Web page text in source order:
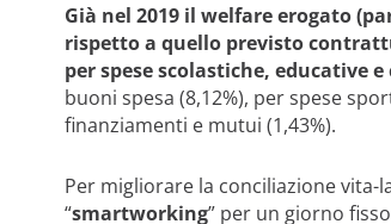
Già nel 2019 il welfare erogato
rispetto a quello previsto
per spese scolastiche, educative
buoni spesa (8,12%), per spese
finanziamenti e mutui (1,43%).
Per migliorare la conciliazione vita-
“smartworking” per un giorno